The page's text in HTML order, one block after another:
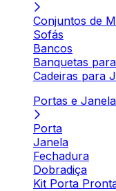
Conjuntos de
Sofás
Bancos
Banquetas
Cadeiras para
Portas e
Porta
Janela
Fechadura
Dobradiça
Kit Porta